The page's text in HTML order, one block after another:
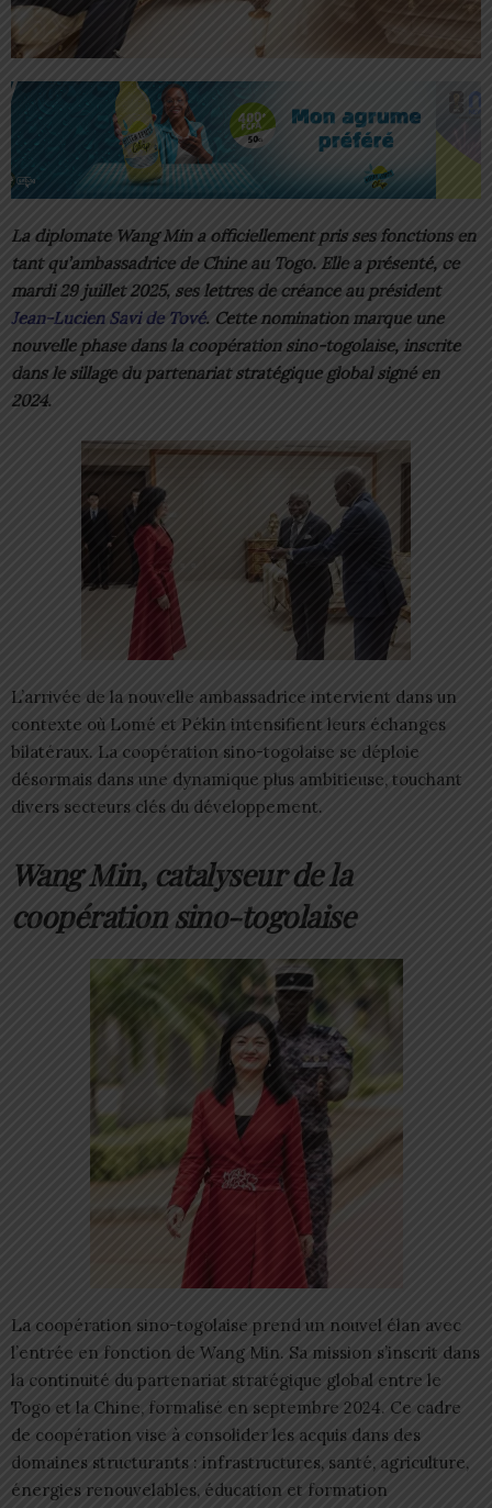
La diplomate Wang Min a officiellement pris ses fonctions en
tant qu’ambassadrice de Chine au Togo. Elle a présenté, ce
mardi 29 juillet 2025, ses lettres de créance au président
Jean-Lucien Savi de Tové. Cette nomination marque une
nouvelle phase dans la coopération sino-togolaise, inscrite
dans le sillage du partenariat stratégique global signé en
2024.
L’arrivée de la nouvelle ambassadrice intervient dans un
contexte où Lomé et Pékin intensifient leurs échanges
bilatéraux. La coopération sino-togolaise se déploie
désormais dans une dynamique plus ambitieuse, touchant
divers secteurs clés du développement.
Wang Min, catalyseur de la
coopération sino-togolaise
La coopération sino-togolaise prend un nouvel élan avec
l’entrée en fonction de Wang Min. Sa mission s’inscrit dans
la continuité du partenariat stratégique global entre le
Togo et la Chine, formalisé en septembre 2024. Ce cadre
de coopération vise à consolider les acquis dans des
domaines structurants : infrastructures, santé, agriculture,
énergies renouvelables, éducation et formation